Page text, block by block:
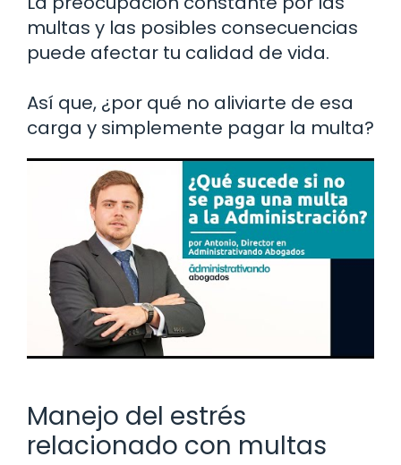
multas y las posibles consecuencias
puede afectar tu calidad de vida.
Así que, ¿por qué no aliviarte de esa
carga y simplemente pagar la multa?
Manejo del estrés
relacionado con multas